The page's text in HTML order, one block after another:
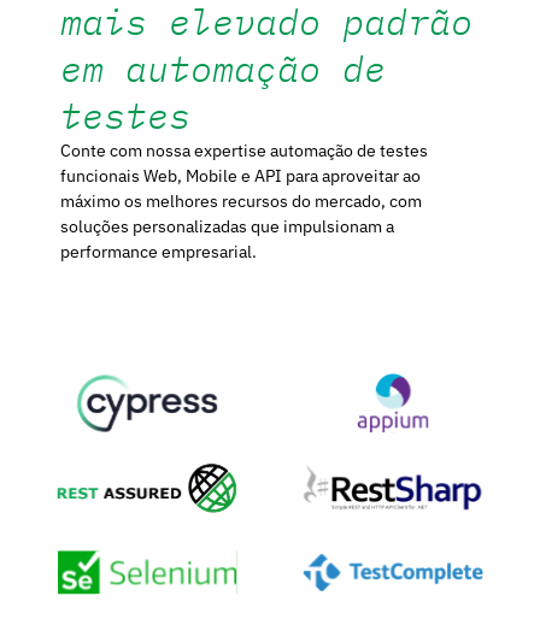
mais elevado padrão
em automação de
testes
Conte com nossa expertise automação de testes
funcionais Web, Mobile e API para aproveitar ao
máximo os melhores recursos do mercado, com
soluções personalizadas que impulsionam a
performance empresarial.